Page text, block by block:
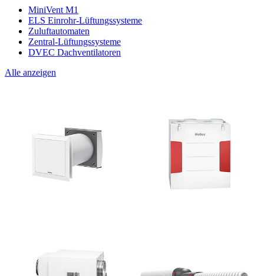
MiniVent M1
ELS Einrohr-Lüftungssysteme
Zuluftautomaten
Zentral-Lüftungssysteme
DVEC Dachventilatoren
Alle anzeigen